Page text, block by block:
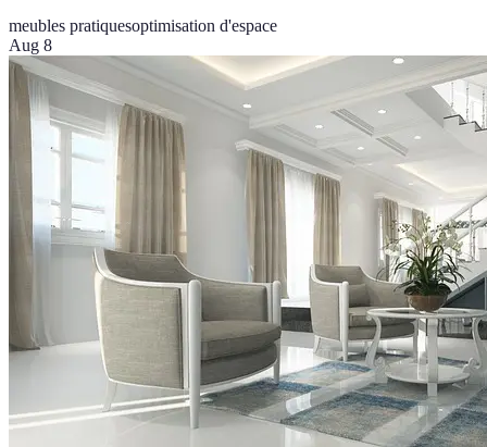
meubles pratiquesoptimisation d'espace
Aug 8